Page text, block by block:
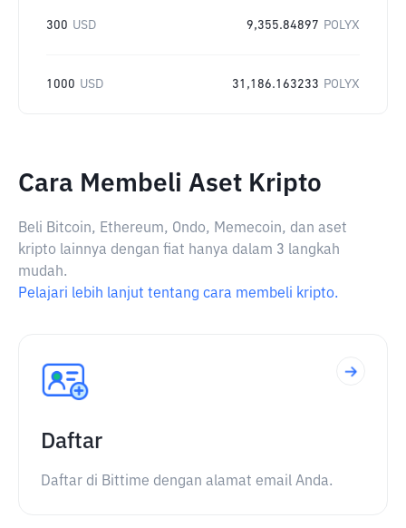
300 USD 9,355.84897 POLYX
1000 USD 31,186.163233 POLYX
Cara Membeli Aset Kripto
Beli Bitcoin, Ethereum, Ondo, Memecoin, dan aset
kripto lainnya dengan fiat hanya dalam 3 langkah
mudah.
Pelajari lebih lanjut tentang cara membeli kripto.
Daftar
Daftar di Bittime dengan alamat email Anda.